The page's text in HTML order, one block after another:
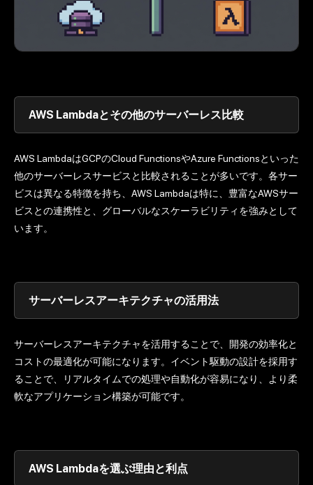
AWS Lambdaとその他のサーバーレス比較
AWS LambdaはGCPのCloud FunctionsやAzure Functionsといった
他のサーバーレスサービスと比較されることが多いです。各サー
ビスは異なる特徴を持ち、AWS Lambdaは特に、豊富なAWSサー
ビスとの連携性と、グローバルなスケーラビリティを強みとして
います。
サーバーレスアーキテクチャの活用法
サーバーレスアーキテクチャを活用することで、開発の効率化と
コストの最適化が可能になります。イベント駆動の設計を採用す
ることで、リアルタイムでの処理や自動化が容易になり、より柔
軟なアプリケーション構築が可能です。
AWS Lambdaを選ぶ理由と利点